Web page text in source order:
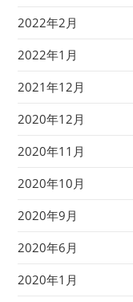
2022年2月
2022年1月
2021年12月
2020年12月
2020年11月
2020年10月
2020年9月
2020年6月
2020年1月